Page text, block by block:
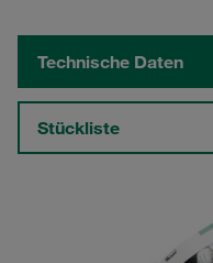
Technische Daten
Stückliste